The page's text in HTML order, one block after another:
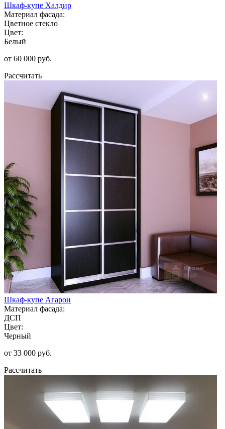
Шкаф-купе Халдир
Материал фасада:
Цветное стекло
Цвет:
Белый
от 60 000 руб.
Рассчитать
Шкаф-купе Агарон
Материал фасада:
ДСП
Цвет:
Черный
от 33 000 руб.
Рассчитать